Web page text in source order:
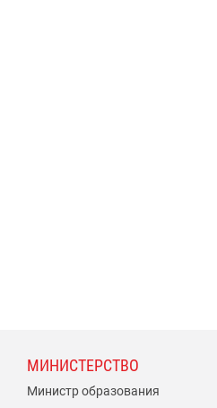
МИНИСТЕРСТВО
Министр образования